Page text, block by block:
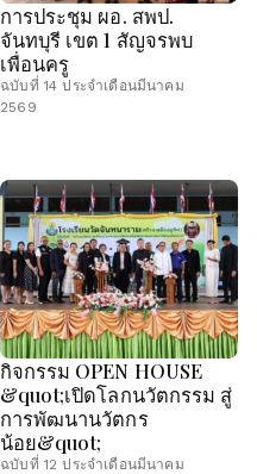
การประชุม ผอ. สพป.
จันทบุรี เขต 1 สัญจรพบ
เพื่อนครู
ฉบับที่ 14 ประจำเดือนมีนาคม
2569
กิจกรรม OPEN HOUSE
&quot;เปิดโลกนวัตกรรม สู่
การพัฒนานวัตกร
น้อย&quot;
ฉบับที่ 12 ประจำเดือนมีนาคม